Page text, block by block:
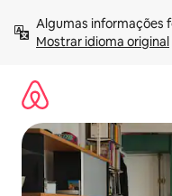
para
Mostrar idioma original